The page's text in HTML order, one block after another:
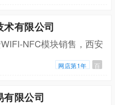
有限公司
NFC模块销售，西安
网店第1年 百
限公司